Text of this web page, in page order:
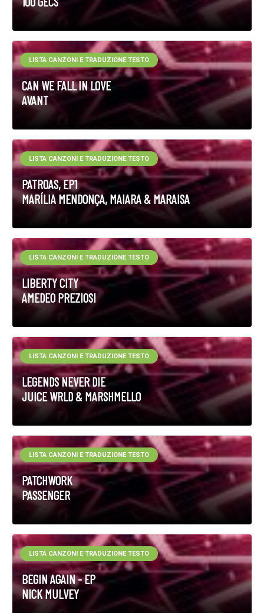
CAN WE FALL IN LOVE
AVANT
LISTA CANZONI E TRADUZIONE TESTO
PATROAS, EP1
MARÍLIA MENDONÇA, MAIARA & MARAISA
LISTA CANZONI E TRADUZIONE TESTO
LIBERTY CITY
AMEDEO PREZIOSI
LISTA CANZONI E TRADUZIONE TESTO
LEGENDS NEVER DIE
JUICE WRLD & MARSHMELLO
LISTA CANZONI E TRADUZIONE TESTO
PATCHWORK
PASSENGER
LISTA CANZONI E TRADUZIONE TESTO
BEGIN AGAIN - EP
NICK MULVEY
LISTA CANZONI E TRADUZIONE TESTO